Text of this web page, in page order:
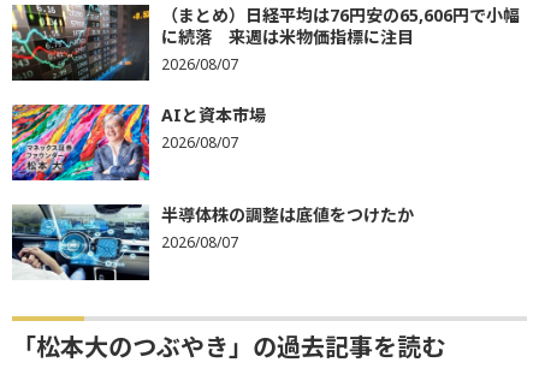
（まとめ）日経平均は76円安の65,606円で小幅
に続落 来週は米物価指標に注目
2026/08/07
AIと資本市場
2026/08/07
半導体株の調整は底値をつけたか
2026/08/07
「松本大のつぶやき」の過去記事を読む